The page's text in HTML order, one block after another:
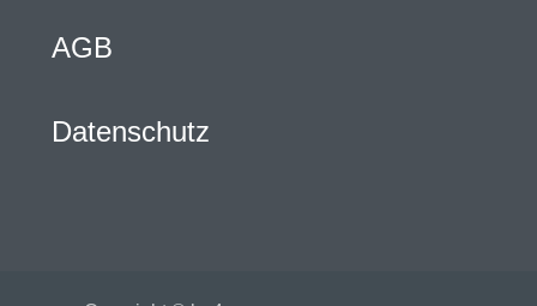
AGB
Datenschutz